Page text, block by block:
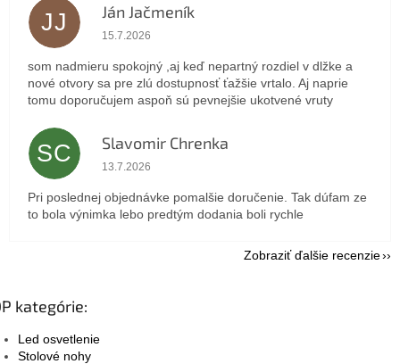
JJ Ján Jačmeník
Hodnotenie obchodu je 5 z 5 hviezdičiek.
15.7.2026
som nadmieru spokojný ,aj keď nepartný rozdiel v dlžke a
nové otvory sa pre zlú dostupnosť ťažšie vrtalo. Aj naprie
tomu doporučujem aspoň sú pevnejšie ukotvené vruty
SC Slavomir Chrenka
Hodnotenie obchodu je 5 z 5 hviezdičiek.
13.7.2026
Pri poslednej objednávke pomalšie doručenie. Tak dúfam ze
to bola výnimka lebo predtým dodania boli rychle
Zobraziť ďalšie recenzie
kategórie:
Led osvetlenie
Stolové nohy